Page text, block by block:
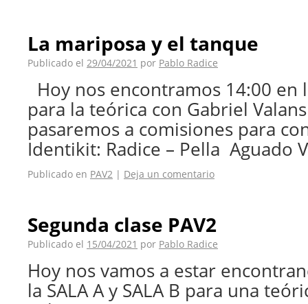
La mariposa y el tanque
Publicado el 29/04/2021 por Pablo Radice
Hoy nos encontramos 14:00 en
para la teórica con Gabriel
pasaremos a comisiones para
Identikit: Radice – Pella Aguado
Publicado en PAV2 | Deja un comentario
Segunda clase PAV2
Publicado el 15/04/2021 por Pablo Radice
Hoy nos vamos a estar
la SALA A y SALA B para una